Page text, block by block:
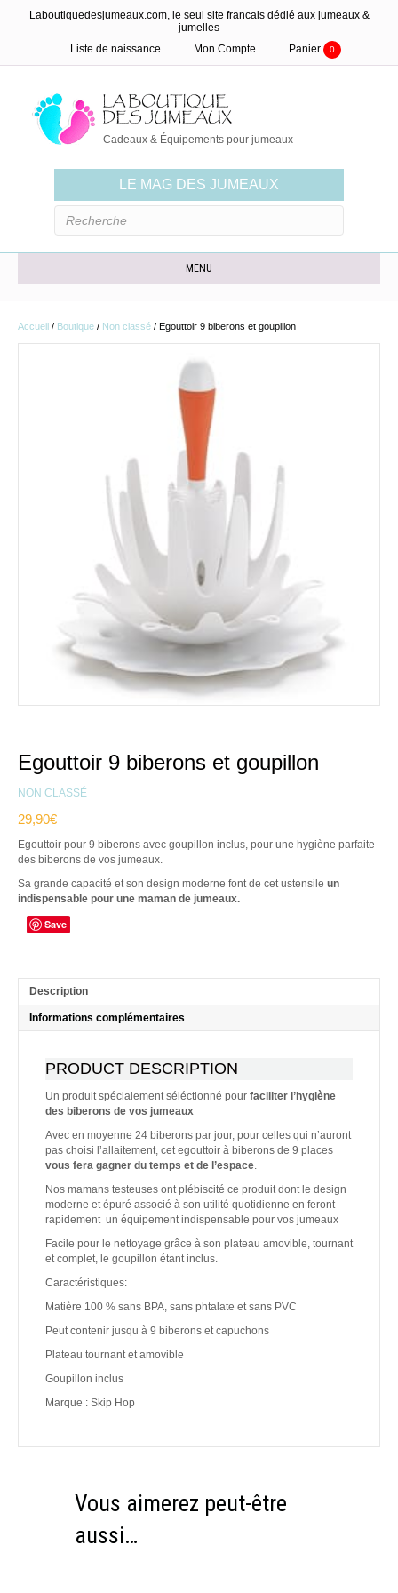
Laboutiquedesjumeaux.com, le seul site francais dédié aux jumeaux &
jumelles
Liste de naissance
Mon Compte Panier 0
Cadeaux & Équipements pour jumeaux
LE MAG DES JUMEAUX
MENU
Accueil / Boutique / Non classé / Egouttoir 9 biberons et goupillon
Egouttoir 9 biberons et goupillon
NON CLASSÉ
29,90€
Egouttoir pour 9 biberons avec goupillon inclus, pour une hygiène parfaite
des biberons de vos jumeaux.
Sa grande capacité et son design moderne font de cet ustensile un
indispensable pour une maman de jumeaux.
Save
Description
Informations complémentaires
PRODUCT DESCRIPTION
Un produit spécialement séléctionné pour faciliter l’hygiène
des biberons de vos jumeaux
Avec en moyenne 24 biberons par jour, pour celles qui n’auront
pas choisi l’allaitement, cet egouttoir à biberons de 9 places
vous fera gagner du temps et de l’espace
Nos mamans testeuses ont plébiscité ce produit dont le design
moderne et épuré associé à son utilité quotidienne en feront
rapidement un équipement indispensable pour vos jumeaux
Facile pour le nettoyage grâce à son plateau amovible, tournant
et complet, le goupillon étant inclus.
Caractéristiques:
Matière 100 % sans BPA, sans phtalate et sans PVC
Peut contenir jusqu à 9 biberons et capuchons
Plateau tournant et amovible
Goupillon inclus
Marque : Skip Hop
Vous aimerez peut-être
aussi…